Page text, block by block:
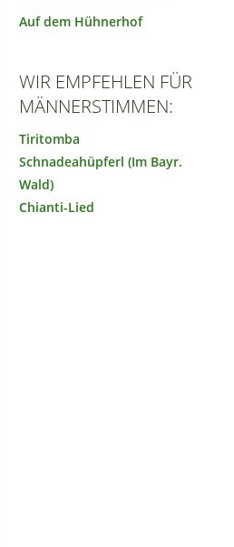
Auf dem Hühnerhof
WIR EMPFEHLEN FÜR
MÄNNERSTIMMEN:
Tiritomba
Schnadeahüpferl (Im Bayr.
Wald)
Chianti-Lied